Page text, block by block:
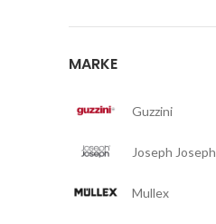
MARKE
Guzzini
Joseph Joseph
Mullex